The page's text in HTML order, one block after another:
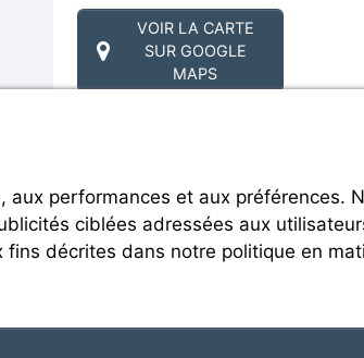
VOIR LA CARTE
SUR GOOGLE
MAPS
performances et aux préférences.
ciblées adressées aux
décrites dans notre politique en